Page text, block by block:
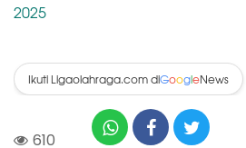
2025
Ikuti Ligaolahraga.com diGoogleNews
610